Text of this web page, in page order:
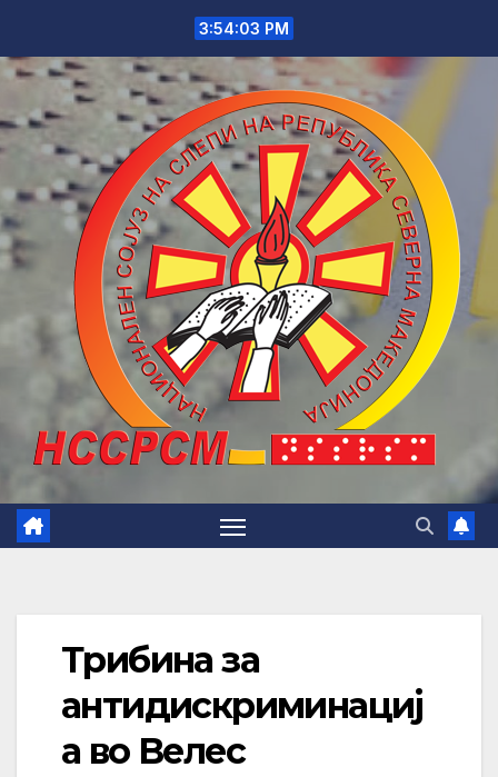
content
3:54:03 PM
Трибина за
антидискриминациј
а во Велес